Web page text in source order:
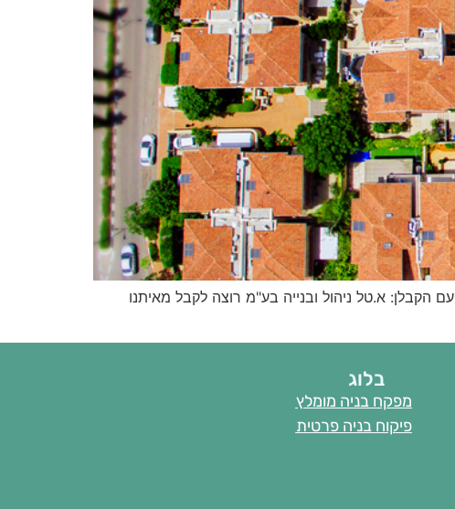
פרויקט מטעם הקבלן: א.טל ניהול ובנייה בע"מ רוצה לקבל מאיתנו
בלוג
מפקח בניה מומלץ
פיקוח בניה פרטית